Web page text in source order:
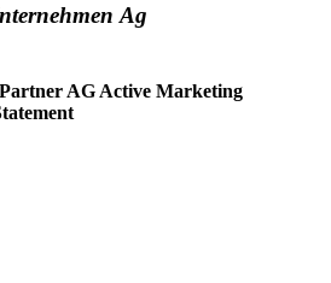
Ag
AG Active Marketing